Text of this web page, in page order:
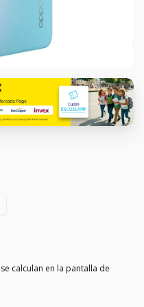
se calculan en la pantalla de